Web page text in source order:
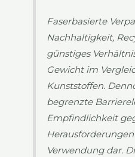
Faserbasierte
Nachhaltigkeit,
günstiges
Gewicht im
Kunststoffen.
begrenzte
Empfindlichkeit
Verwendung dar.